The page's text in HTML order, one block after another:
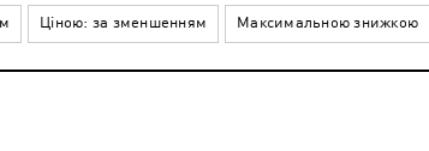
Ціною: за зменшенням Максимальною знижкою